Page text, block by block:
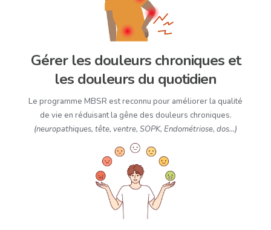
Gérer les douleurs chroniques et
les douleurs du quotidien
Le programme MBSR est reconnu pour améliorer la qualité
de vie en réduisant la gêne des douleurs chroniques.
(neuropathiques, tête, ventre, SOPK, Endométriose, dos…)